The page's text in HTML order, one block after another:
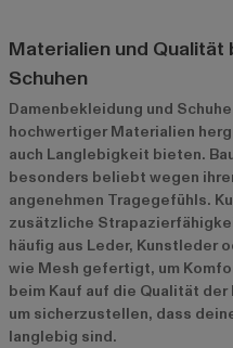
Materialien und Qualität
Schuhen
Damenbekleidung und
hochwertiger Materialien
auch Langlebigkeit bieten.
besonders beliebt wegen
angenehmen Tragegefühls.
zusätzliche
häufig aus Leder, Kunstleder
wie Mesh gefertigt, um
beim Kauf auf die Qualität
um sicherzustellen, dass
langlebig sind.